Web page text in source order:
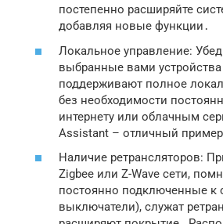
постепенно расширяйте
добавляя новые функции․
Локальное управление:
выбранные вами
поддерживают полное
без необходимости
интернету или облачным
Assistant – отличный
Наличие ретрансляторов:
Zigbee или Z-Wave сети,
постоянно подключенные к
выключатели), служат